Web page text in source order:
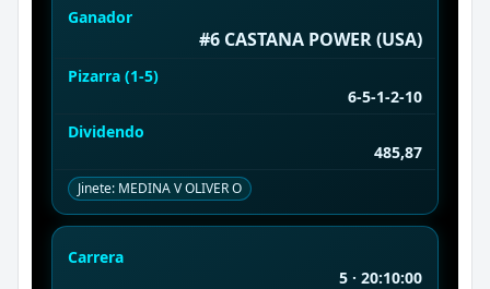
Ganador
#6 CASTANA POWER (USA)
Pizarra (1-5)
6-5-1-2-10
Dividendo
485,87
Jinete: MEDINA V OLIVER O
Carrera
5 · 20:10:00